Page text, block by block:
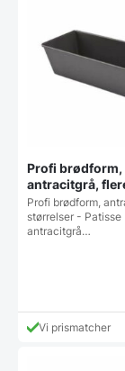
Profi brødform,
antracitgrå,
størrelser –
Profi brødform,
størrelser - Patisse
antracitgrå…
Vi prismatcher